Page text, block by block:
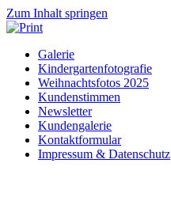
Zum Inhalt springen
Galerie
Kindergartenfotografie
Weihnachtsfotos 2025
Kundenstimmen
Newsletter
Kundengalerie
Kontaktformular
Impressum & Datenschutz